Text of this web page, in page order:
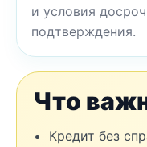
и условия
подтверждения.
Что
Кредит без